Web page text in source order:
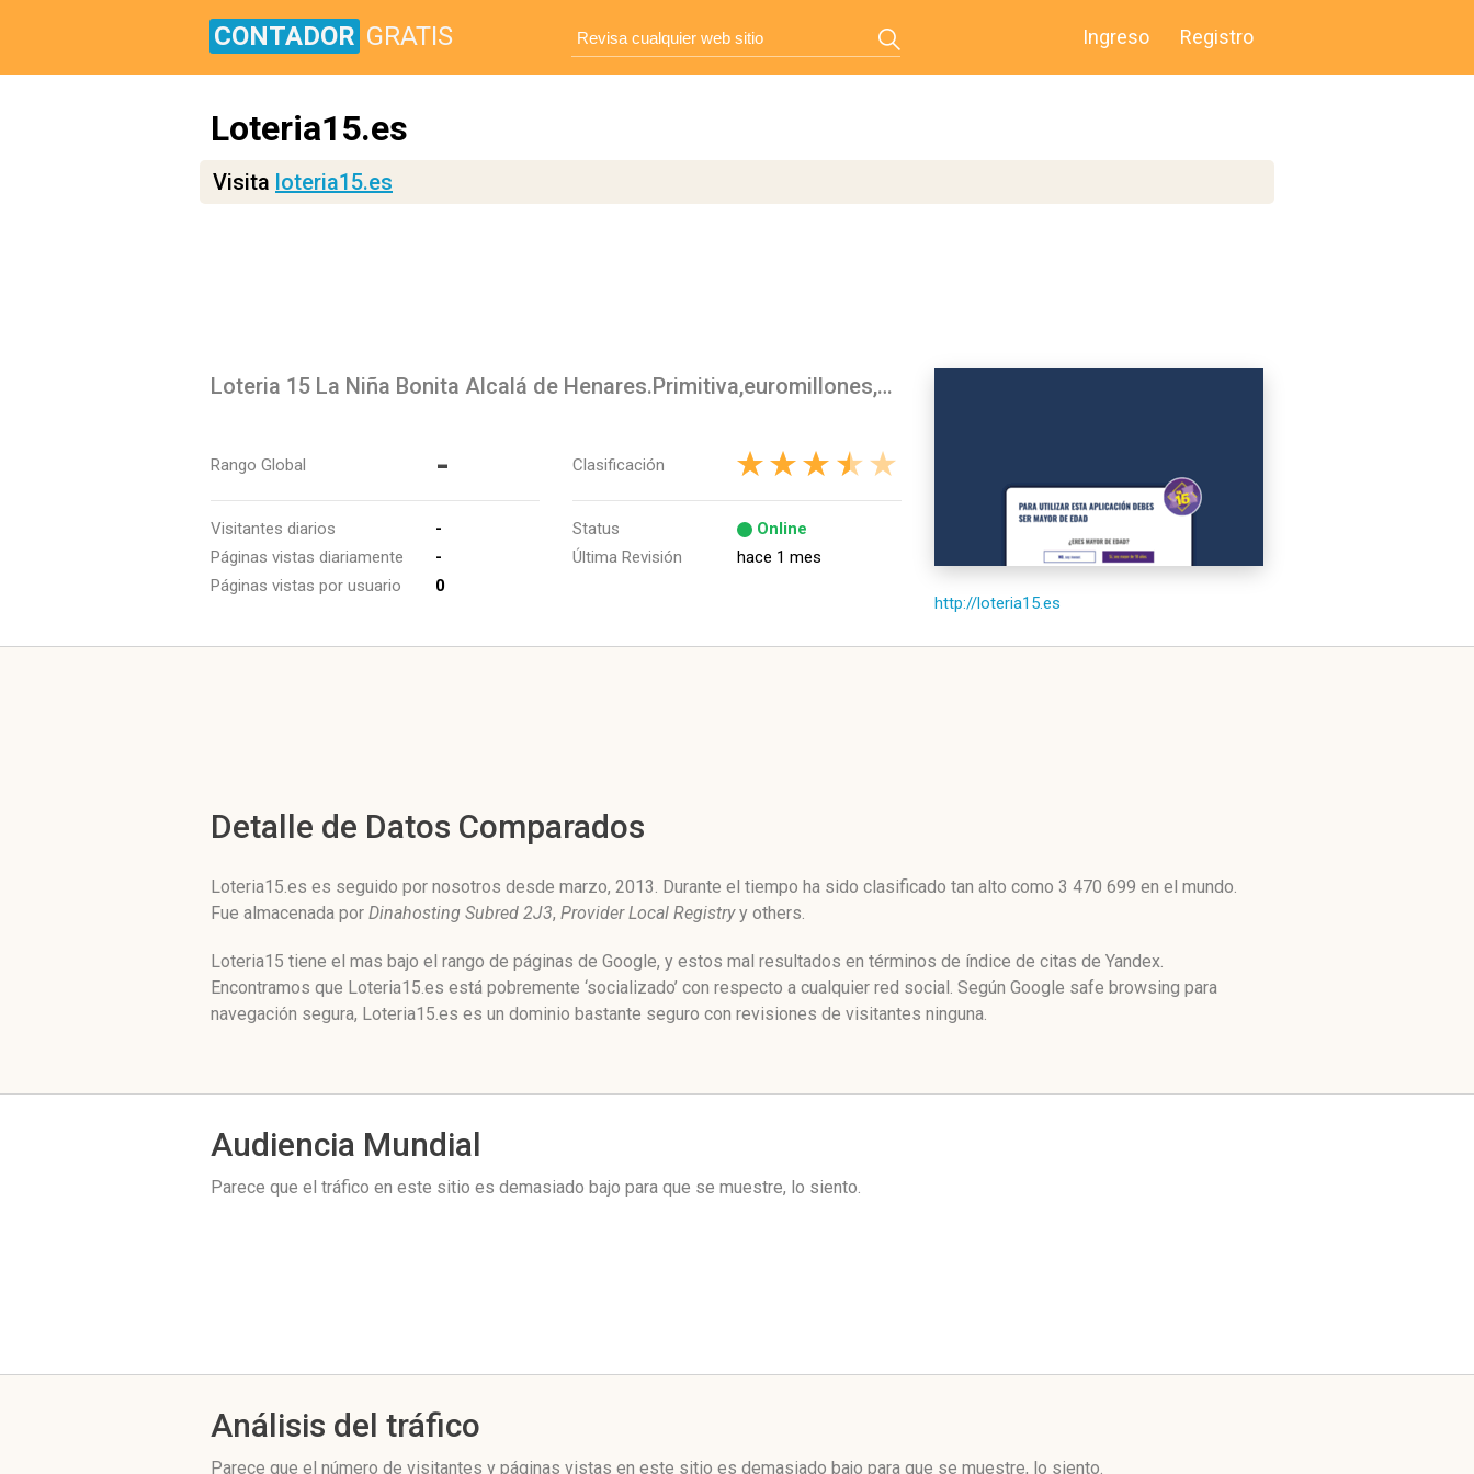
CONTADOR GRATIS Ingreso Registro
Loteria15.es
Visita loteria15.es
Loteria 15 La Niña Bonita Alcalá de Henares.Primitiva,euromillones,1x2,quiniela,gordo,peña,inversión...
Rango Global -
Visitantes diarios
-
Páginas vistas diariamente
-
Páginas vistas por usuario
0
Clasificación
Status
Online
Última Revisión
hace 1 mes
http://loteria15.es
Detalle de Datos Comparados
Loteria15.es es seguido por nosotros desde marzo, 2013. Durante el tiempo ha sido clasificado tan alto como 3 470 699 en el mundo.
Fue almacenada por Dinahosting Subred 2J3, Provider Local Registryy others.
Loteria15 tiene el mas bajo el rango de páginas de Google, y estos mal resultados en términos de índice de citas de Yandex.
Encontramos que Loteria15.es está pobremente ‘socializado’ con respecto a cualquier red social. Según Google safe browsing para
navegación segura, Loteria15.es es un dominio bastante seguro con revisiones de visitantes ninguna.
Audiencia Mundial
Parece que el tráfico en este sitio es demasiado bajo para que se muestre, lo siento.
Análisis del tráfico
Parece que el número de visitantes y páginas vistas en este sitio es demasiado bajo para que se muestre, lo siento.